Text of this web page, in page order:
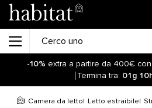
-10% extra a partire da 400€
Termina tra: 01g
Camera da letto Letto estraibile